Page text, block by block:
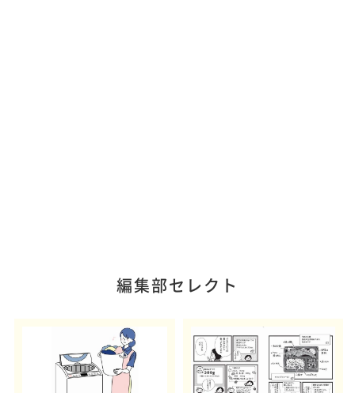
編集部セレクト